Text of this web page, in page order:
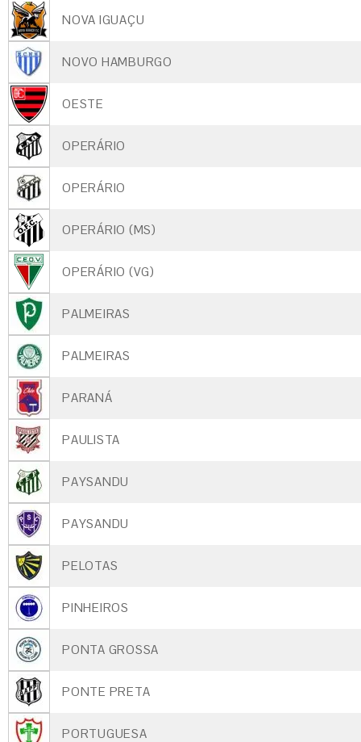
NOVA IGUAÇU
NOVO HAMBURGO
OESTE
OPERÁRIO
OPERÁRIO
OPERÁRIO (MS)
OPERÁRIO (VG)
PALMEIRAS
PALMEIRAS
PARANÁ
PAULISTA
PAYSANDU
PAYSANDU
PELOTAS
PINHEIROS
PONTA GROSSA
PONTE PRETA
PORTUGUESA